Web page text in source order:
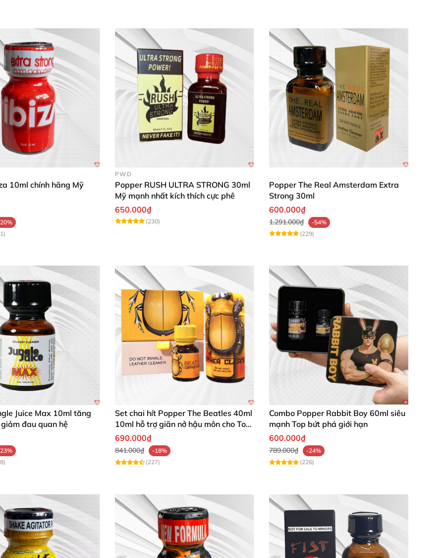
10ml chính hãng Mỹ
PWD
Popper RUSH ULTRA STRONG 30ml
Mỹ mạnh nhất kích thích cực phê
650.000₫
(230)
Popper The Real Amsterdam Extra
Strong 30ml
600.000₫
1.291.000₫
-54%
(229)
Juice Max 10ml tăng
đau quan hệ
Set chai hít Popper The Beatles 40ml
10ml hỗ trợ giãn nở hậu môn cho Top
Bot
690.000₫
841.000₫
-18%
(227)
Combo Popper Rabbit Boy 60ml siêu
mạnh Top bứt phá giới hạn
600.000₫
789.000₫
-24%
(226)